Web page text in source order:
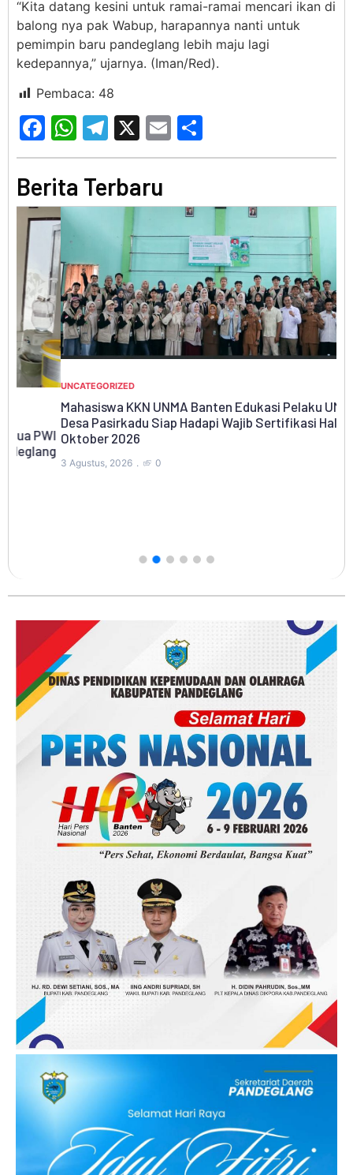
“Kita datang kesini untuk ramai-ramai mencari ikan di
balong nya pak Wabup, harapannya nanti untuk
pemimpin baru pandeglang lebih maju lagi
kedepannya,” ujarnya. (Iman/Red).
Pembaca: 48
Facebook
WhatsApp
Telegram
X Email
Berita Terbaru
UNCATEGORIZED
Mahasiswa KKN UNMA Banten Edukasi Pelaku UMKM di
Desa Pasirkadu Siap Hadapi Wajib Sertifikasi Halal
Oktober 2026
3 Agustus, 2026 0